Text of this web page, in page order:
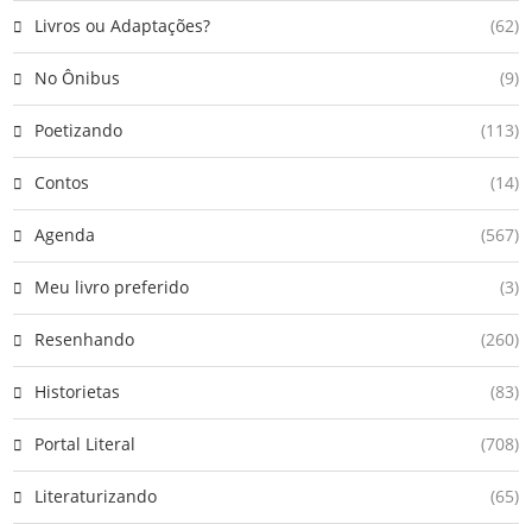
Livros ou Adaptações? (62)
No Ônibus (9)
Poetizando (113)
Contos (14)
Agenda (567)
Meu livro preferido (3)
Resenhando (260)
Historietas (83)
Portal Literal (708)
Literaturizando (65)